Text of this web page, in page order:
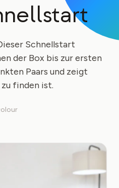
Schnellstart
der Box bis zur ersten
Paars und zeigt
finden ist.